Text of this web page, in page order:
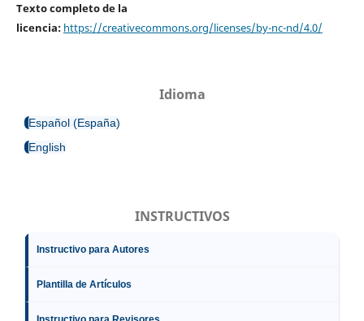
Texto completo de la
licencia: https://creativecommons.org/licenses/by-nc-nd/4.0/
Idioma
Español (España)
English
INSTRUCTIVOS
Instructivo para Autores
Plantilla de Artículos